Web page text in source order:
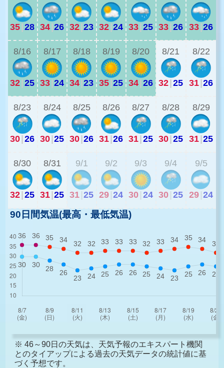
35|28 34|26 32|23 32|24 33|25 33|26 33|26
8/16
32|25
8/17
33|24
8/18
34|23
8/19
35|25
8/20
34|26
8/21
32|25
8/22
31|26
8/23
30|26
8/24
30|25
8/25
30|26
8/26
31|26
8/27
31|25
8/28
30|25
8/29
31|25
8/30
32|25
8/31
31|25
9/1
31 25
9/2
29 24
9/3
30 24
9/4
30 25
9/5
29 24
90日間気温(最高・最低気温)
※ 46～90日の天気は、天気予報のエキスパート機関
とのタイアップによる過去の天気データの統計値に基
づく予想です。